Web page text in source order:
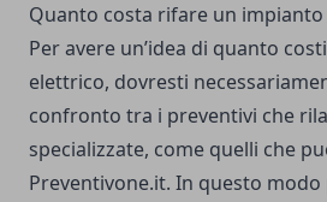
Quanto costa rifare un
Per avere un’idea di quanto
elettrico, dovresti
confronto tra i preventivi che
specializzate, come quelli che
Preventivone.it. In questo modo